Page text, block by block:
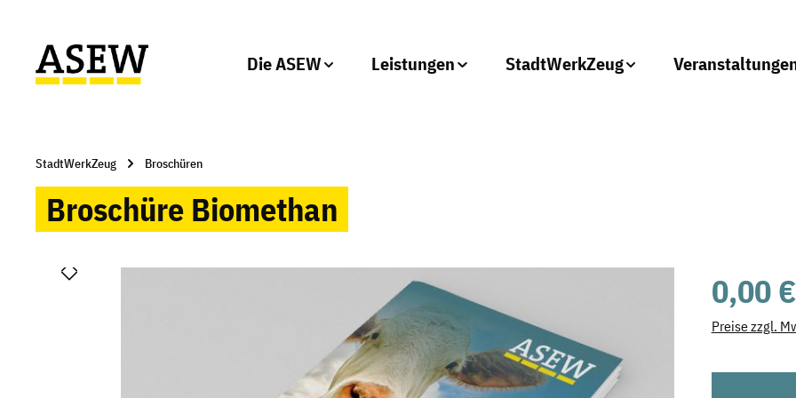
Die ASEW Leistungen StadtWerkZeug
StadtWerkZeug Broschüren
Broschüre Biomethan
Bildergalerie überspringen Regulärer Preis:
0,00 €
Preise zzgl.